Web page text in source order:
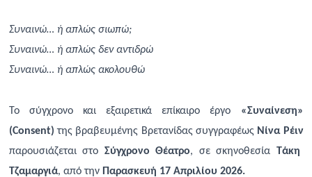
Συναινώ… ή απλώς σιωπώ;
Συναινώ… ή απλώς δεν αντιδρώ
Συναινώ… ή απλώς ακολουθώ
Το σύγχρονο και εξαιρετικά επίκαιρο έργο «Συναίνεση»
(Consent) της βραβευμένης Βρετανίδας συγγραφέως Νίνα Ρέιν
παρουσιάζεται στο Σύγχρονο Θέατρο, σε σκηνοθεσία Τάκη
Τζαμαργιά, από την Παρασκευή 17 Απριλίου 2026.